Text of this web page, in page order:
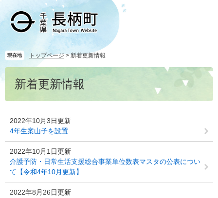
ー
で
す
ニ
ば
し
現在地 トップページ >新着更新情報
新着更新情報
2022年10月3日更新
4年生案山子を設置
2022年10月1日更新
介護予防・日常生活支援総合事業単位数表マスタの公表につい
て【令和4年10月更新】
2022年8月26日更新